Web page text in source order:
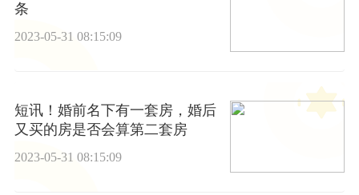
条
2023-05-31 08:15:09
短讯！婚前名下有一套房，婚后
又买的房是否会算第二套房
2023-05-31 08:15:09